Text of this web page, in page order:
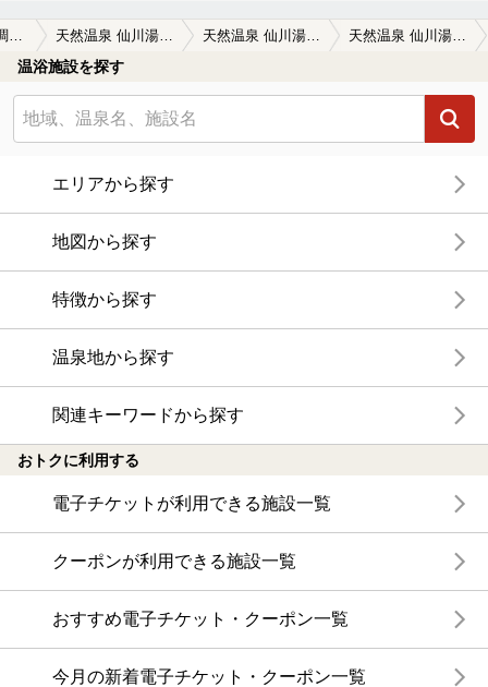
天然温泉 仙川湯けむりの里の口コミ一覧
温浴施設を探す
エリアから探す
地図から探す
特徴から探す
温泉地から探す
関連キーワードから探す
おトクに利用する
電子チケットが利用できる施設一覧
クーポンが利用できる施設一覧
おすすめ電子チケット・クーポン一覧
今月の新着電子チケット・クーポン一覧